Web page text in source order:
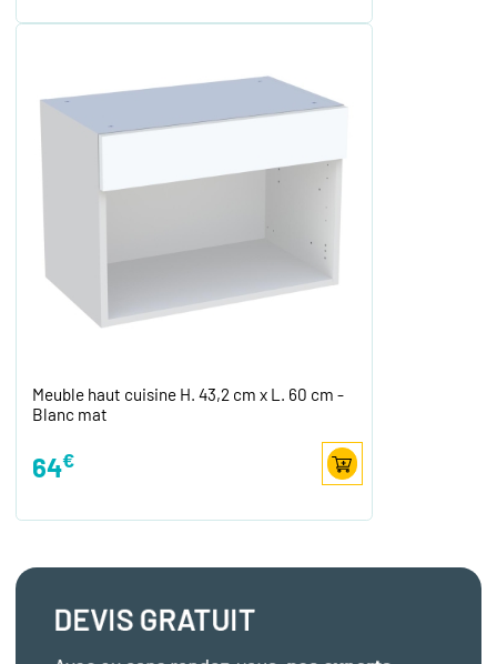
Meuble haut cuisine H. 43,2 cm x L. 60 cm -
Blanc mat
64€